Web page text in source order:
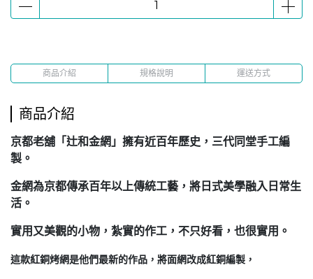
商品介紹 規格說明 運送方式
商品介紹
京都老舖「辻和金網」擁有近百年歷史，三代同堂手工編
製。
金網為京都傳承百年以上傳統工藝，將日式美學融入日常生
活。
實用又美觀的小物，紮實的作工，不只好看，也很實用。
這款紅銅烤網是他們最新的作品，將面網改成紅銅編製，